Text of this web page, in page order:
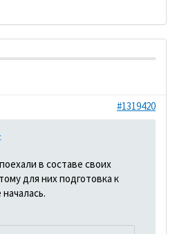
#1319420
в составе своих
для них подготовка к